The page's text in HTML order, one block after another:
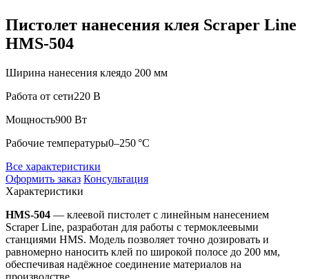
Пистолет нанесения клея Scraper Line
HMS-504
Ширина нанесения клеядо 200 мм
Работа от сети220 В
Мощность900 Вт
Рабочие температуры0–250 °C
Все характеристики
Оформить заказ Консультация
Характеристики
HMS-504 — клеевой пистолет с линейным нанесением
Scraper Line, разработан для работы с термоклеевыми
станциями HMS. Модель позволяет точно дозировать и
равномерно наносить клей по широкой полосе до 200 мм,
обеспечивая надёжное соединение материалов на
производстве.